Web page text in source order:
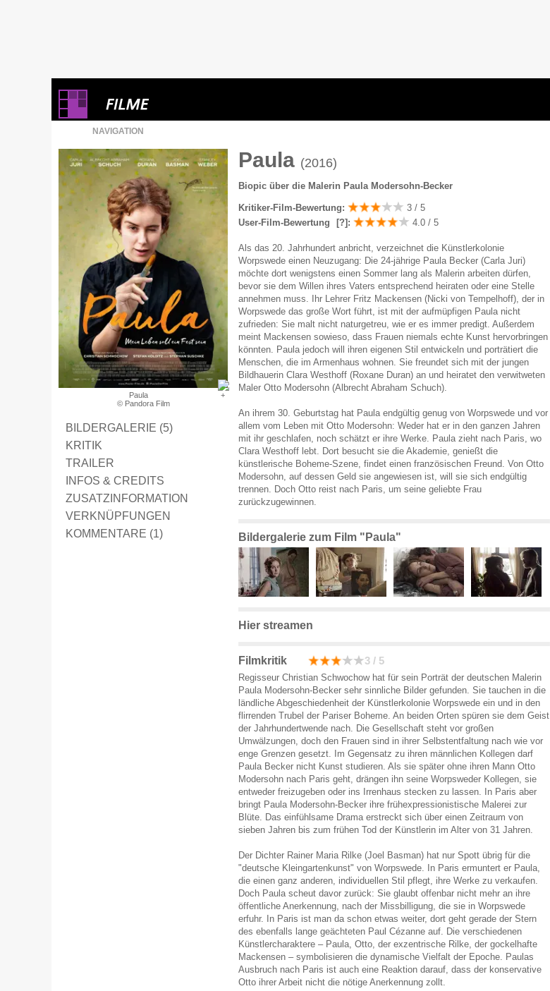
NAVIGATION
Paula
© Pandora Film
BILDERGALERIE (5)
KRITIK
TRAILER
INFOS & CREDITS
ZUSATZINFORMATION
VERKNÜPFUNGEN
KOMMENTARE (1)
Paula (2016)
Biopic über die Malerin Paula Modersohn-Becker
Kritiker-Film-Bewertung:
3 / 5
User-Film-Bewertung
[?] : 4.0 / 5
Als das 20. Jahrhundert anbricht, verzeichnet die Künstlerkolonie
Worpswede einen Neuzugang: Die 24-jährige Paula Becker (Carla Juri)
möchte dort wenigstens einen Sommer lang als Malerin arbeiten dürfen,
bevor sie dem Willen ihres Vaters entsprechend heiraten oder eine Stelle
annehmen muss. Ihr Lehrer Fritz Mackensen (Nicki von Tempelhoff), der in
Worpswede das große Wort führt, ist mit der aufmüpfigen Paula nicht
zufrieden: Sie malt nicht naturgetreu, wie er es immer predigt. Außerdem
meint Mackensen sowieso, dass Frauen niemals echte Kunst hervorbringen
könnten. Paula jedoch will ihren eigenen Stil entwickeln und porträtiert die
Menschen, die im Armenhaus wohnen. Sie freundet sich mit der jungen
Bildhauerin Clara Westhoff (Roxane Duran) an und heiratet den verwitweten
Maler Otto Modersohn (Albrecht Abraham Schuch).
An ihrem 30. Geburtstag hat Paula endgültig genug von Worpswede und vor
allem vom Leben mit Otto Modersohn: Weder hat er in den ganzen Jahren
mit ihr geschlafen, noch schätzt er ihre Werke. Paula zieht nach Paris, wo
Clara Westhoff lebt. Dort besucht sie die Akademie, genießt die
künstlerische Boheme-Szene, findet einen französischen Freund. Von Otto
Modersohn, auf dessen Geld sie angewiesen ist, will sie sich endgültig
trennen. Doch Otto reist nach Paris, um seine geliebte Frau
zurückzugewinnen.
Bildergalerie zum Film "Paula"
Hier streamen
Filmkritik 3 / 5
Regisseur Christian Schwochow hat für sein Porträt der deutschen Malerin
Paula Modersohn-Becker sehr sinnliche Bilder gefunden. Sie tauchen in die
ländliche Abgeschiedenheit der Künstlerkolonie Worpswede ein und in den
flirrenden Trubel der Pariser Boheme. An beiden Orten spüren sie dem Geist
der Jahrhundertwende nach. Die Gesellschaft steht vor großen
Umwälzungen, doch den Frauen sind in ihrer Selbstentfaltung nach wie vor
enge Grenzen gesetzt. Im Gegensatz zu ihren männlichen Kollegen darf
Paula Becker nicht Kunst studieren. Als sie später ohne ihren Mann Otto
Modersohn nach Paris geht, drängen ihn seine Worpsweder Kollegen, sie
entweder freizugeben oder ins Irrenhaus stecken zu lassen. In Paris aber
bringt Paula Modersohn-Becker ihre frühexpressionistische Malerei zur
Blüte. Das einfühlsame Drama erstreckt sich über einen Zeitraum von
sieben Jahren bis zum frühen Tod der Künstlerin im Alter von 31 Jahren.
Der Dichter Rainer Maria Rilke (Joel Basman) hat nur Spott übrig für die
"deutsche Kleingartenkunst" von Worpswede. In Paris ermuntert er Paula,
die einen ganz anderen, individuellen Stil pflegt, ihre Werke zu verkaufen.
Doch Paula scheut davor zurück: Sie glaubt offenbar nicht mehr an ihre
öffentliche Anerkennung, nach der Missbilligung, die sie in Worpswede
erfuhr. In Paris ist man da schon etwas weiter, dort geht gerade der Stern
des ebenfalls lange geächteten Paul Cézanne auf. Die verschiedenen
Künstlercharaktere – Paula, Otto, der exzentrische Rilke, der gockelhafte
Mackensen – symbolisieren die dynamische Vielfalt der Epoche. Paulas
Ausbruch nach Paris ist auch eine Reaktion darauf, dass der konservative
Otto ihrer Arbeit nicht die nötige Anerkennung zollt.